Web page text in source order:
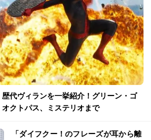
歴代ヴィランを一挙紹介！グリーン・ゴ
クトパス、ミステリオまで
「ダイフクー！のフレーズが耳から離